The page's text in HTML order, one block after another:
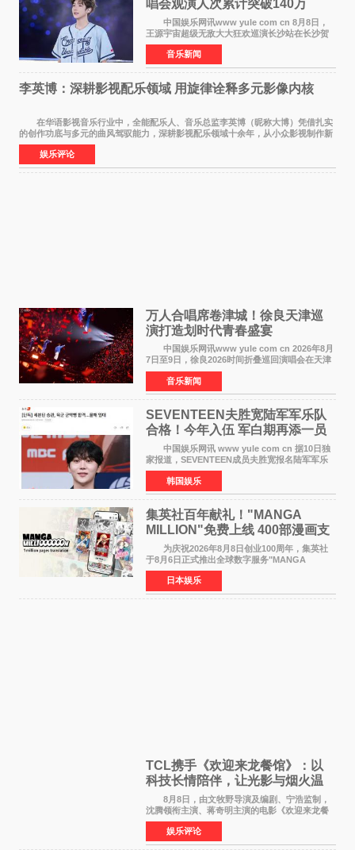
唱会观演人次累计突破140万
中国娱乐网讯www yule com cn 8月8日，
王源宇宙超级无敌大大狂欢巡演长沙站在长沙贺
龙体育场唱响，这也是王源个人巡演首次登陆长
沙。十年前，王源曾在这座熟悉的城市举办16岁
生日会，从当初的
音乐新闻
李英博：深耕影视配乐领域 用旋律诠释多元影像内核
在华语影视音乐行业中，全能配乐人、音乐总监李英博（昵称大博）凭借扎实
的创作功底与多元的曲风驾驭能力，深耕影视配乐领域十余年，从小众影视制作新
人成长为横跨主旋律电影、动画番剧、网剧
娱乐评论
万人合唱席卷津城！徐良天津巡
演打造划时代青春盛宴
中国娱乐网讯www yule com cn 2026年8月
7日至9日，徐良2026时间折叠巡回演唱会在天津
连续举办三场演出。整场演出凭借扎实的音乐内
容、有温度的舞台叙事与充满巧思的现场设计，
为天津本地及专
音乐新闻
SEVENTEEN夫胜宽陆军军乐队
合格！今年入伍 军白期再添一员
中国娱乐网讯 www yule com cn 据10日独
家报道，SEVENTEEN成员夫胜宽报名陆军军乐
队并合格，预计将于今年入伍，成为组合中又一
位履行国防义务的成员。 目前SEVENTEEN
正全面进入军白期—
韩国娱乐
集英社百年献礼！"MANGA
MILLION"免费上线 400部漫画支
援逾百种语言
为庆祝2026年8月8日创业100周年，集英社
于8月6日正式推出全球数字服务"MANGA
MILLION"，无需注册即可免费阅读近400部漫画
作品，总量达100万页，翻译成100多种语言面向
全球读者开放。该服务预
日本娱乐
TCL携手《欢迎来龙餐馆》：以
科技长情陪伴，让光影与烟火温
暖生活
8月8日，由文牧野导演及编剧、宁浩监制，
沈腾领衔主演、蒋奇明主演的电影《欢迎来龙餐
馆》在上海超前点映，主创团队携影片亮相与观
众提前见面。TCL作为本片独家合作伙伴，在路
演现场设置品牌互
娱乐评论